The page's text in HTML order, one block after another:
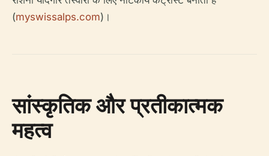
(myswissalps.com)।
सांस्कृतिक और प्रतीकात्मक
महत्व